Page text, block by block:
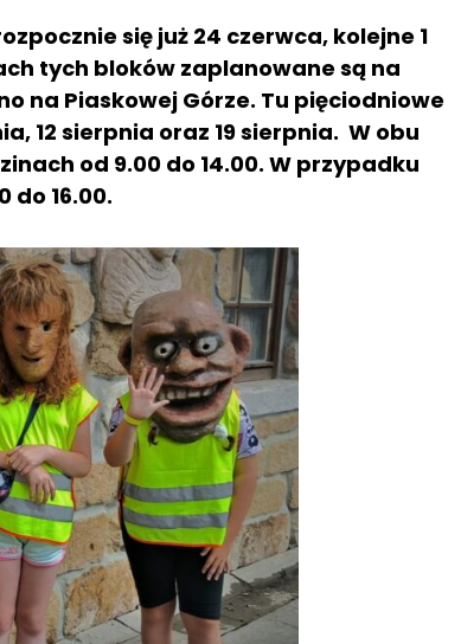
się już 24 czerwca, kolejne 1
tych bloków zaplanowane są na
na Piaskowej Górze. Tu pięciodniowe
12 sierpnia oraz 19 sierpnia. W obu
od 9.00 do 14.00. W przypadku
do 16.00.